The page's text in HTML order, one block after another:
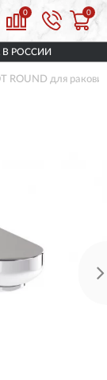
0 0
В РОССИИ
ROUND для